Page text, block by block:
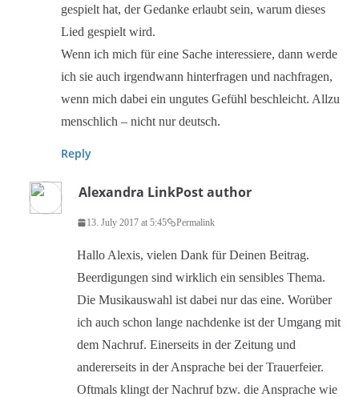
gespielt hat, der Gedanke erlaubt sein, warum dieses
Lied gespielt wird.
Wenn ich mich für eine Sache interessiere, dann werde
ich sie auch irgendwann hinterfragen und nachfragen,
wenn mich dabei ein ungutes Gefühl beschleicht. Allzu
menschlich – nicht nur deutsch.
Reply
Alexandra LinkPost author
13. July 2017 at 5:45 Permalink
Hallo Alexis, vielen Dank für Deinen Beitrag.
Beerdigungen sind wirklich ein sensibles Thema.
Die Musikauswahl ist dabei nur das eine. Worüber
ich auch schon lange nachdenke ist der Umgang mit
dem Nachruf. Einerseits in der Zeitung und
andererseits in der Ansprache bei der Trauerfeier.
Oftmals klingt der Nachruf bzw. die Ansprache wie